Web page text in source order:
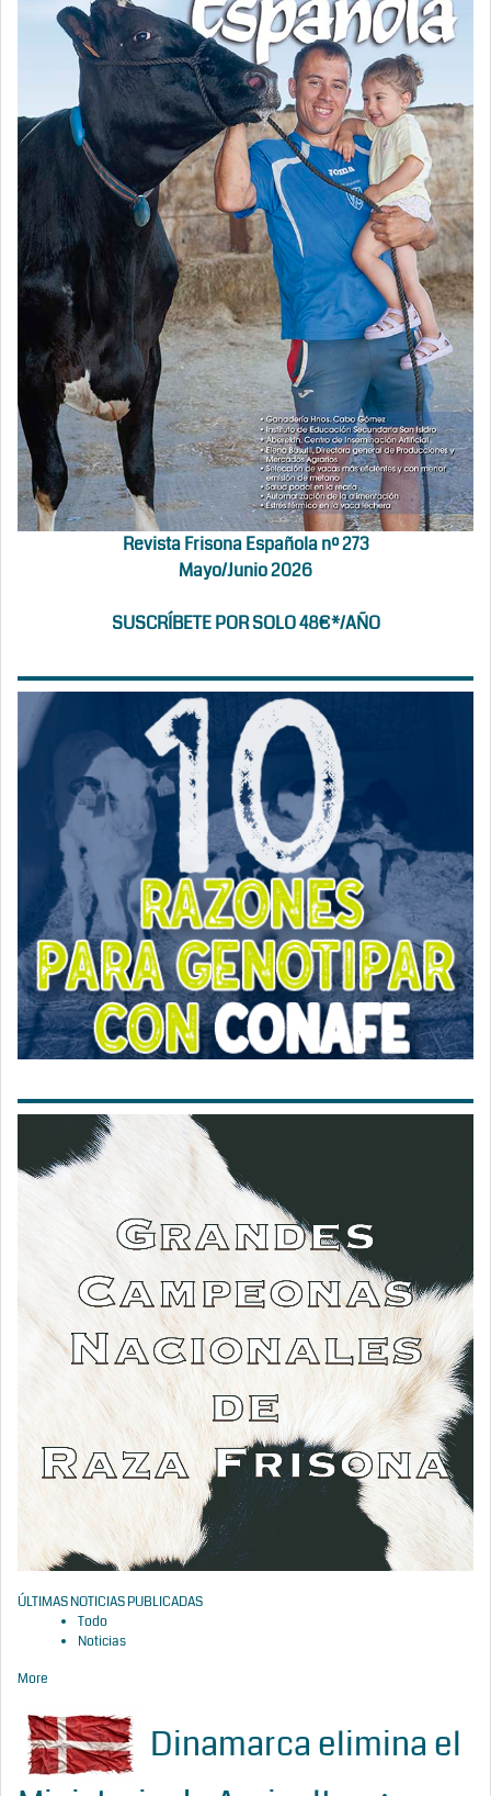
Revista Frisona Española nº 273
Mayo/Junio 2026
SUSCRÍBETE POR SOLO 48€*/AÑO
ÚLTIMAS NOTICIAS PUBLICADAS
Todo
Noticias
More
Dinamarca elimina el